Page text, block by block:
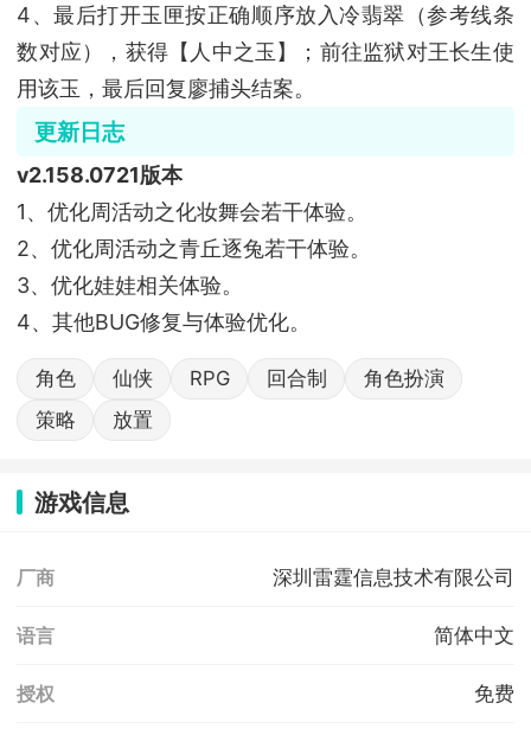
4、最后打开玉匣按正确顺序放入冷翡翠（参考线条
数对应），获得【人中之玉】；前往监狱对王长生使
用该玉，最后回复廖捕头结案。
更新日志
v2.158.0721版本
1、优化周活动之化妆舞会若干体验。
2、优化周活动之青丘逐兔若干体验。
3、优化娃娃相关体验。
4、其他BUG修复与体验优化。
角色 仙侠 RPG 回合制
角色扮演
策略
放置
游戏信息
厂商 深圳雷霆信息技术有限公司
语言 简体中文
授权 免费